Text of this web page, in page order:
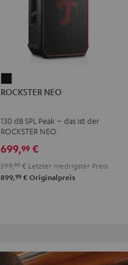
NEO
ROCKSTER NEO
130 dB SPL Peak – das ist der
ROCKSTER NEO.
699,99 €
599, 99 € Letzter niedrigster Preis
899,99 € Originalpreis